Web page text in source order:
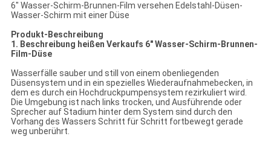
6" Wasser-Schirm-Brunnen-Film versehen Edelstahl-Düsen-
Wasser-Schirm mit einer Düse
Produkt-Beschreibung
1. Beschreibung heißen Verkaufs 6" Wasser-Schirm-Brunnen-
Film-Düse
Wasserfälle sauber und still von einem obenliegenden
Düsensystem und in ein spezielles Wiederaufnahmebecken, in
dem es durch ein Hochdruckpumpensystem rezirkuliert wird.
Die Umgebung ist nach links trocken, und Ausführende oder
Sprecher auf Stadium hinter dem System sind durch den
Vorhang des Wassers Schritt für Schritt fortbewegt gerade
weg unberührt.